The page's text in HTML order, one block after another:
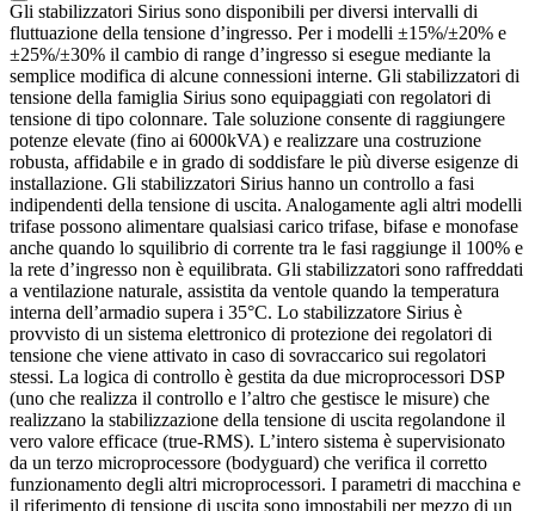
Gli stabilizzatori Sirius sono disponibili per diversi intervalli di
fluttuazione della tensione d’ingresso. Per i modelli ±15%/±20% e
±25%/±30% il cambio di range d’ingresso si esegue mediante la
semplice modifica di alcune connessioni interne. Gli stabilizzatori di
tensione della famiglia Sirius sono equipaggiati con regolatori di
tensione di tipo colonnare. Tale soluzione consente di raggiungere
potenze elevate (fino ai 6000kVA) e realizzare una costruzione
robusta, affidabile e in grado di soddisfare le più diverse esigenze di
installazione. Gli stabilizzatori Sirius hanno un controllo a fasi
indipendenti della tensione di uscita. Analogamente agli altri modelli
trifase possono alimentare qualsiasi carico trifase, bifase e monofase
anche quando lo squilibrio di corrente tra le fasi raggiunge il 100% e
la rete d’ingresso non è equilibrata. Gli stabilizzatori sono raffreddati
a ventilazione naturale, assistita da ventole quando la temperatura
interna dell’armadio supera i 35°C. Lo stabilizzatore Sirius è
provvisto di un sistema elettronico di protezione dei regolatori di
tensione che viene attivato in caso di sovraccarico sui regolatori
stessi. La logica di controllo è gestita da due microprocessori DSP
(uno che realizza il controllo e l’altro che gestisce le misure) che
realizzano la stabilizzazione della tensione di uscita regolandone il
vero valore efficace (true-RMS). L’intero sistema è supervisionato
da un terzo microprocessore (bodyguard) che verifica il corretto
funzionamento degli altri microprocessori. I parametri di macchina e
il riferimento di tensione di uscita sono impostabili per mezzo di un